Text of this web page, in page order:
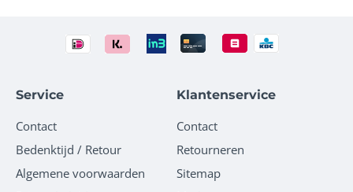
Service
Contact
Bedenktijd / Retour
Algemene voorwaarden
Klantenservice
Contact
Retourneren
Sitemap